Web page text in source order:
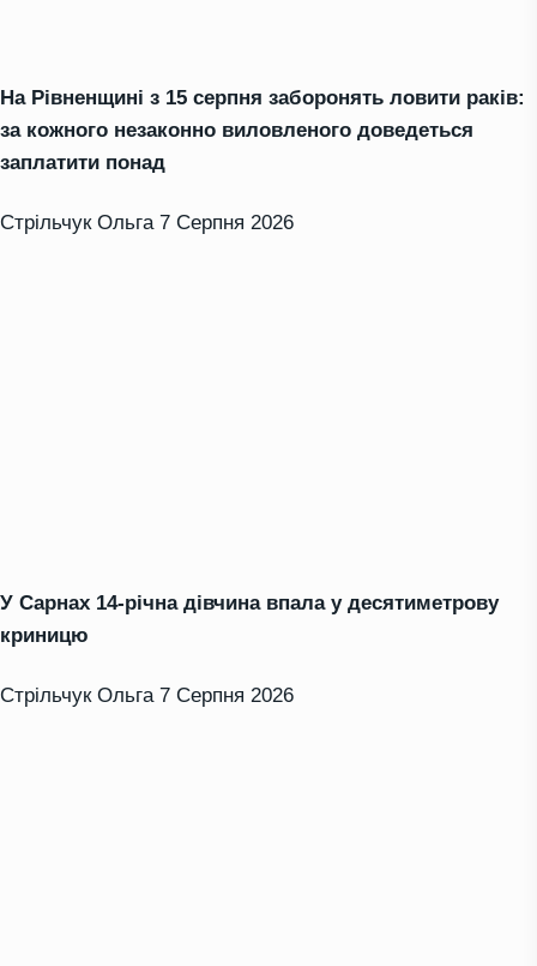
На Рівненщині з 15 серпня заборонять ловити раків:
за кожного незаконно виловленого доведеться
заплатити понад
Стрільчук Ольга 7 Серпня 2026
У Сарнах 14-річна дівчина впала у десятиметрову
криницю
Стрільчук Ольга 7 Серпня 2026